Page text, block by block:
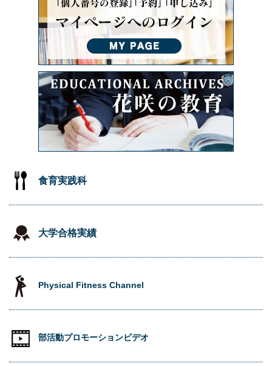
食育実践科
大学合格実績
Physical Fitness Channel
部活動プロモーションビデオ